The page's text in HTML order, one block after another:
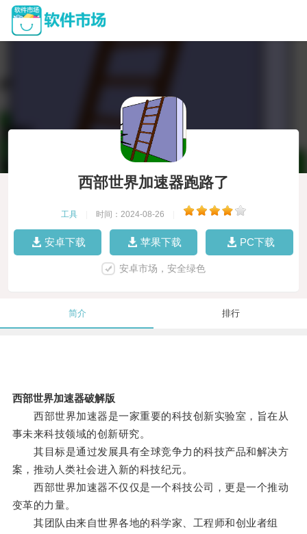
西部世界加速器跑路了
工具 时间：2024-08-26
安卓下载 苹果下载 PC下载
安卓市场，安全绿色
简介 排行
西部世界加速器破解版
西部世界加速器是一家重要的科技创新实验室，旨在从
事未来科技领域的创新研究。
其目标是通过发展具有全球竞争力的科技产品和解决方
案，推动人类社会进入新的科技纪元。
西部世界加速器不仅仅是一个科技公司，更是一个推动
变革的力量。
其团队由来自世界各地的科学家、工程师和创业者组